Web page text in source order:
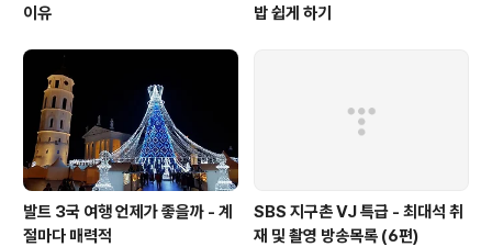
이유
밥 쉽게 하기
발트 3국 여행 언제가 좋을까 - 계
절마다 매력적
SBS 지구촌 VJ 특급 - 최대석 취
재 및 촬영 방송목록 (6편)